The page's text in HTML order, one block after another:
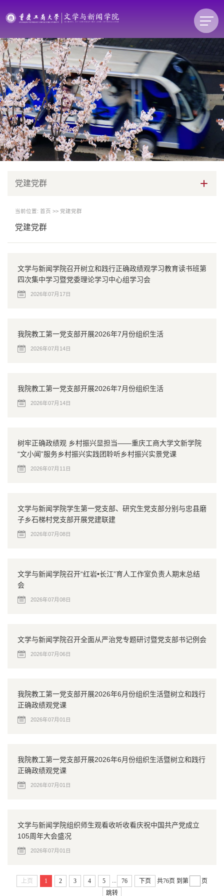
党建党群
当前位置: 首页 >> 党建党群
党建党群
文学与新闻学院召开树立和践行正确政绩观学习教育读书班第
四次集中学习暨党委理论学习中心组学习会
2026年07月17日
我院教工第一党支部开展2026年7月份组织生活
2026年07月14日
我院教工第一党支部开展2026年7月份组织生活
2026年07月14日
树牢正确政绩观 乡村振兴显担当——重庆工商大学文新学院
“文小闻”服务乡村振兴实践团聆听乡村振兴实景党课
2026年07月11日
文学与新闻学院学生第一党支部、研究生党支部分别与忠县磨
子乡石梯村党支部开展党建联建
2026年07月08日
文学与新闻学院召开“红岩•长江”育人工作室负责人期末总结
会
2026年07月08日
文学与新闻学院召开全面从严治党专题研讨暨党支部书记例会
2026年07月06日
我院教工第一党支部开展2026年6月份组织生活暨树立和践行
正确政绩观党课
2026年07月01日
我院教工第一党支部开展2026年6月份组织生活暨树立和践行
正确政绩观党课
2026年07月01日
文学与新闻学院组织师生观看收听收看庆祝中国共产党成立
105周年大会盛况
2026年07月01日
上页 1 2 3 4 5 ... 76 下页 共76页 到第
页
跳转